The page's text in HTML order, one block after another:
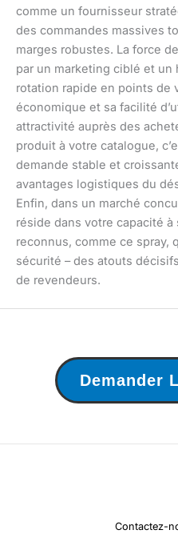
comme un fournisseur
des commandes massives
marges robustes. La force
par un marketing ciblé et
rotation rapide en points de
économique et sa facilité
attractivité auprès des
produit à votre catalogue,
demande stable et
avantages logistiques du
Enfin, dans un marché
réside dans votre capacité
reconnus, comme ce spray,
sécurité – des atouts
de revendeurs.
Demander
Contactez-